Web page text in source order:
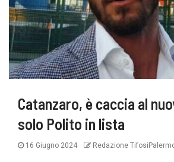
Catanzaro, è caccia al
solo Polito in lista
16 Giugno 2024 Redazione